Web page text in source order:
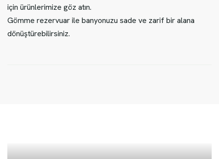
için ürünlerimize göz atın.
Gömme rezervuar ile banyonuzu sade ve zarif bir alana
dönüştürebilirsiniz.